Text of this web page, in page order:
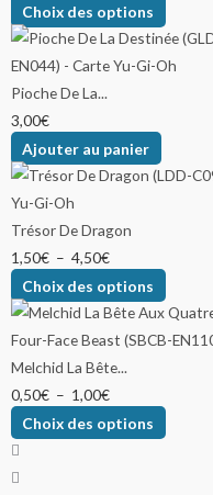
Choix des options
Pioche De La...
3,00€
Ajouter au panier
Trésor De Dragon
1,50€ – 4,50€
Choix des options
Melchid La Bête...
0,50€ – 1,00€
Choix des options